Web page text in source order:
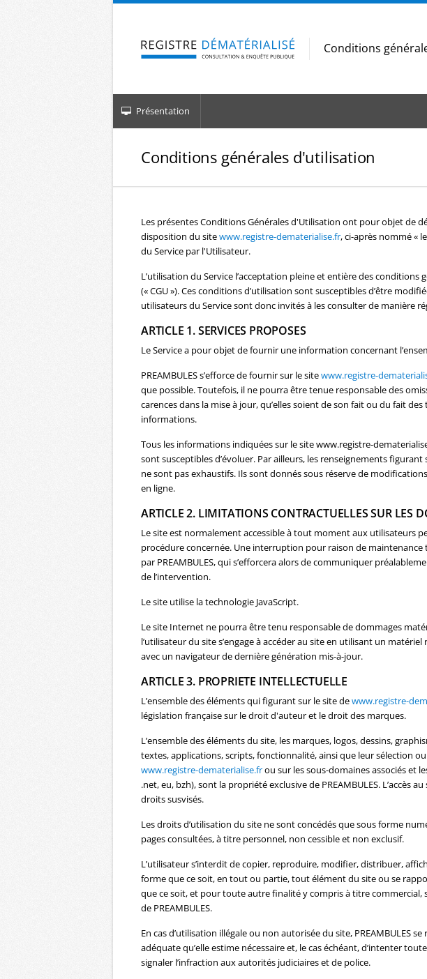
Aller au contenu
Conditions
Présentation
Conditions générales d'utilisation
Les présentes Conditions Générales d'Utilisation ont pour objet de
disposition du sitewww.registre-dematerialise.fr, ci-après nommé «
du Service par l'Utilisateur.
L’utilisation du Service l’acceptation pleine et entière des conditions
(« CGU »). Ces conditions d’utilisation sont susceptibles d’être
utilisateurs du Service sont donc invités à les consulter de manière
ARTICLE 1. SERVICES PROPOSES
Le Service a pour objet de fournir une information concernant
PREAMBULES s’efforce de fournir sur le sitewww.registre-
que possible. Toutefois, il ne pourra être tenue responsable des
carences dans la mise à jour, qu’elles soient de son fait ou du fait
informations.
Tous les informations indiquées sur le site www.registre-
sont susceptibles d’évoluer. Par ailleurs, les renseignements
ne sont pas exhaustifs. Ils sont donnés sous réserve de
en ligne.
ARTICLE 2. LIMITATIONS CONTRACTUELLES SUR LES
Le site est normalement accessible à tout moment aux utilisateurs
procédure concernée. Une interruption pour raison de
par PREAMBULES, qui s’efforcera alors de communiquer
de l’intervention.
Le site utilise la technologie JavaScript.
Le site Internet ne pourra être tenu responsable de dommages
l’utilisateur du site s’engage à accéder au site en utilisant un
avec un navigateur de dernière génération mis-à-jour.
ARTICLE 3. PROPRIETE INTELLECTUELLE
L’ensemble des éléments qui figurant sur le site dewww.registre-
législation française sur le droit d'auteur et le droit des marques.
L’ensemble des éléments du site, les marques, logos, dessins,
textes, applications, scripts, fonctionnalité, ainsi que leur sélection
www.registre-dematerialise.frou sur les sous-domaines associés et
.net, eu, bzh), sont la propriété exclusive de PREAMBULES. L’accès
droits susvisés.
Les droits d’utilisation du site ne sont concédés que sous forme
pages consultées, à titre personnel, non cessible et non exclusif.
L’utilisateur s’interdit de copier, reproduire, modifier, distribuer,
forme que ce soit, en tout ou partie, tout élément du site ou se
que ce soit, et pour toute autre finalité y compris à titre commercial,
de PREAMBULES.
En cas d’utilisation illégale ou non autorisée du site, PREAMBULES
adéquate qu’elle estime nécessaire et, le cas échéant, d’intenter
signaler l’infraction aux autorités judiciaires et de police.